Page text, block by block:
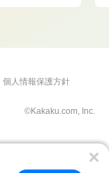
個人情報保護方針
©Kakaku.com, Inc.